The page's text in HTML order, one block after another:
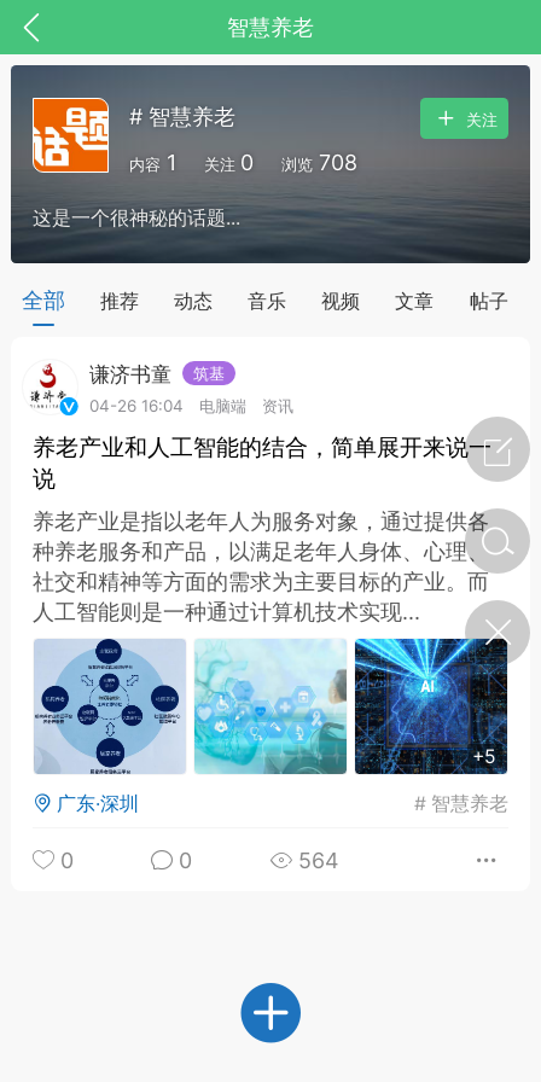
智慧养老
，华夏中医人：家门口的中医人！
节气气象
·特急预警】关
节返乡期间“闪
急提示
如何购买【理肺清瘟膏】
【养正护络膏】？
谷气为根，心气为枝——
《黄帝内经》脾胃养心论
# 智慧养老
内容 1 关注 0 浏览 708
关注
这是一个很神秘的话题...
全部 推荐 动态 音乐 视频 文章 帖子
谦济书童
筑基
04-26 16:04
电脑端 资讯
养老产业和人工智能的结合，简单展开来说一
说
养老产业是指以老年人为服务对象，通过提供各
种养老服务和产品，以满足老年人身体、心理、
社交和精神等方面的需求为主要目标的产业。而
人工智能则是一种通过计算机技术实现...
+5
广东·深圳 # 智慧养老
0 0 564